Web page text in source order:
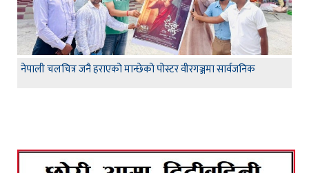
नेपाली चलचित्र जनै हराएको मान्छेको पोस्टर वीरगञ्जमा सार्वजनिक